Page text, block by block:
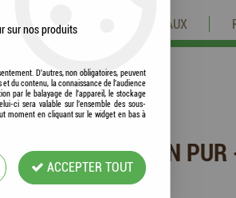
DE LA FERME OISEAUX
- TRUTHAHN PUR
à donner votre avis !
sur nos produits
D'autres, non obligatoires, peuvent
et du contenu, la connaissance de l'audience
par le balayage de l'appareil, le stockage
ci sera valable sur l’ensemble des sous-
moment en cliquant sur le widget en bas à
ACCEPTER TOUT